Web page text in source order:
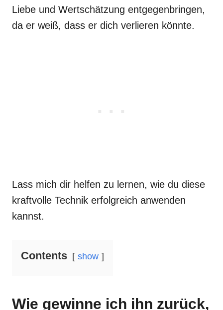
Liebe und Wertschätzung entgegenbringen,
da er weiß, dass er dich verlieren könnte.
Lass mich dir helfen zu lernen, wie du diese
kraftvolle Technik erfolgreich anwenden
kannst.
Contents show
Wie gewinne ich ihn zurück,